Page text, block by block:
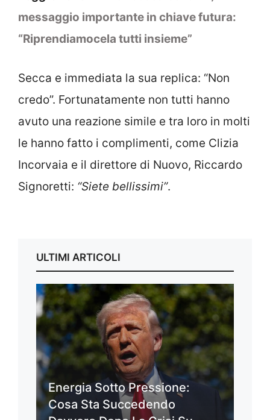
messaggio importante in chiave futura:
“Riprendiamocela tutti insieme”
Secca e immediata la sua replica: “Non
credo”. Fortunatamente non tutti hanno
avuto una reazione simile e tra loro in molti
le hanno fatto i complimenti, come Clizia
Incorvaia e il direttore di Nuovo, Riccardo
Signoretti: “Siete bellissimi”.
ULTIMI ARTICOLI
Energia Sotto Pressione:
Cosa Sta Succedendo